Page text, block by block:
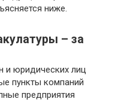
ниже.
– за
и юридических лиц
пункты компаний
предприятия